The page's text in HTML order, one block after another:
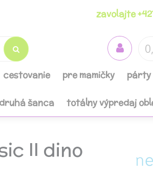
zavolajte
cestovanie pre mamičky párty
druhá šanca totálny výpredaj
II dino